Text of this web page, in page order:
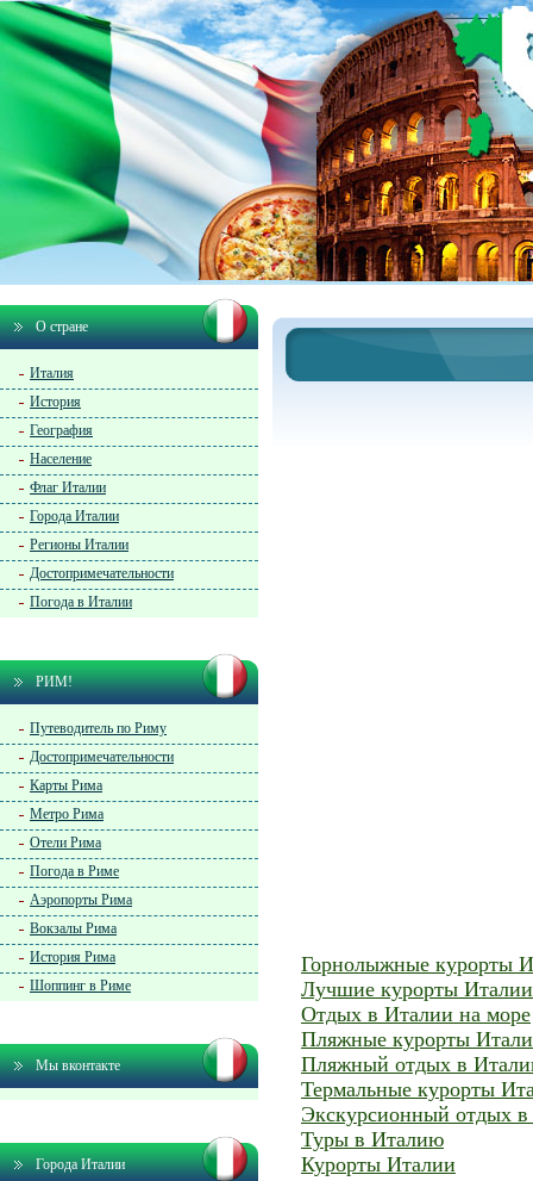
Горнолыжные курорты
Лучшие курорты Италии
Отдых в Италии на море
Пляжные курорты
Пляжный отдых в
Термальные курорты
Экскурсионный отдых
Туры в Италию
Курорты Италии
О стране
Италия
История
География
Население
Флаг Италии
Города Италии
Регионы Италии
Достопримечательности
Погода в Италии
РИМ!
Путеводитель по Риму
Достопримечательности
Карты Рима
Метро Рима
Отели Рима
Погода в Риме
Аэропорты Рима
Вокзалы Рима
История Рима
Шоппинг в Риме
Мы вконтакте
Города Италии